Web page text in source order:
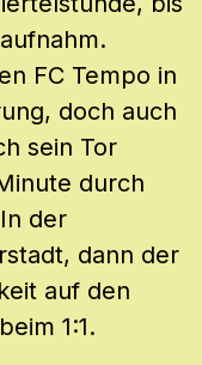
FC Tempo in
doch auch
sein Tor
durch
der
dann der
auf den
1:1.